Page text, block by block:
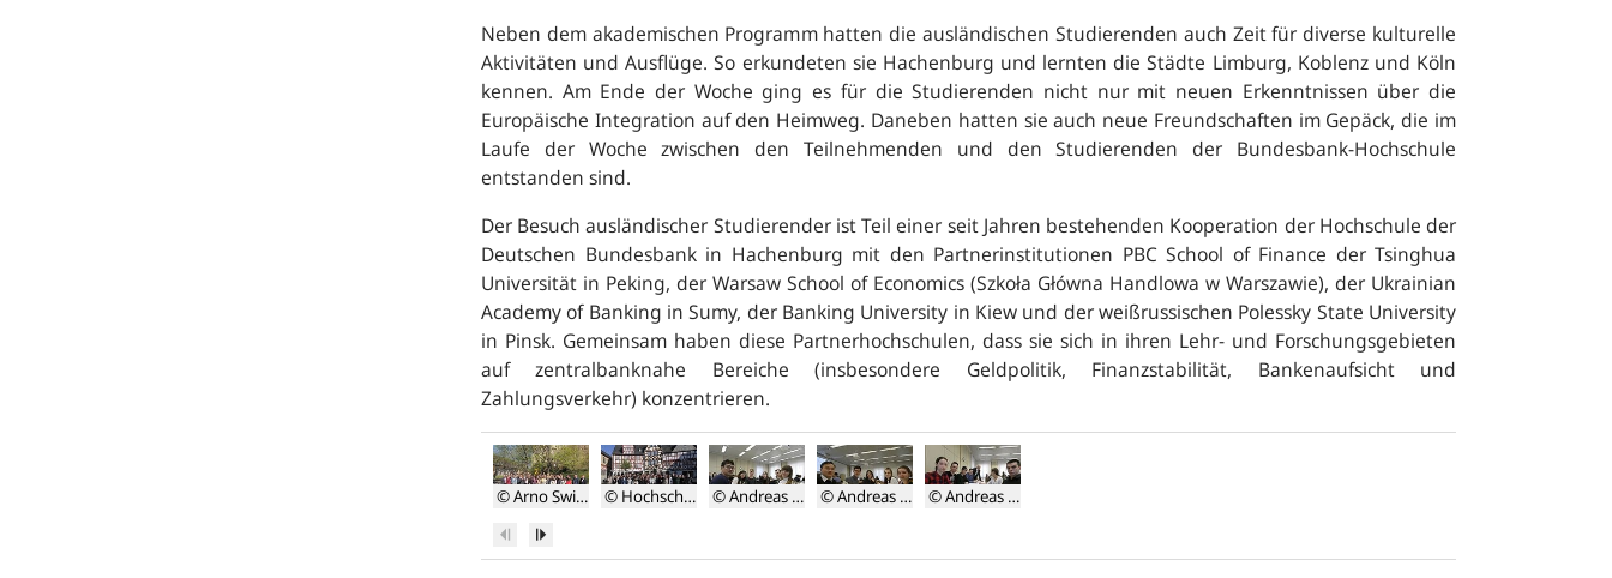
Neben dem akademischen Programm hatten die ausländischen Studierenden auch Zeit für diverse kulturelle
Aktivitäten und Ausflüge. So erkundeten sie Hachenburg und lernten die Städte Limburg, Koblenz und Köln
kennen. Am Ende der Woche ging es für die Studierenden nicht nur mit neuen Erkenntnissen über die
Europäische Integration auf den Heimweg. Daneben hatten sie auch neue Freundschaften im Gepäck, die im
Laufe der Woche zwischen den Teilnehmenden und den Studierenden der Bundesbank-Hochschule
entstanden sind.
Der Besuch ausländischer Studierender ist Teil einer seit Jahren bestehenden Kooperation der Hochschule der
Deutschen Bundesbank in Hachenburg mit den Partnerinstitutionen PBC School of Finance der Tsinghua
Universität in Peking, der Warsaw School of Economics (Szkoła Główna Handlowa w Warszawie), der Ukrainian
Academy of Banking in Sumy, der Banking University in Kiew und der weißrussischen Polessky State University
in Pinsk. Gemeinsam haben diese Partnerhochschulen, dass sie sich in ihren Lehr- und Forschungsgebieten
auf zentralbanknahe Bereiche (insbesondere Geldpolitik, Finanzstabilität, Bankenaufsicht und
Zahlungsverkehr) konzentrieren.
© Arno Swillus
der
© Hochschule der Deutschen Bundesbank
© Andreas Höfer
© Andreas Höfer
© Andreas Höfer
ZurückWeiter